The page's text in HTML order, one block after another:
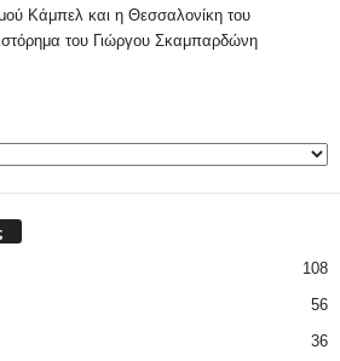
Κάμπελ και η Θεσσαλονίκη του
του Γιώργου Σκαμπαρδώνη
108
56
36